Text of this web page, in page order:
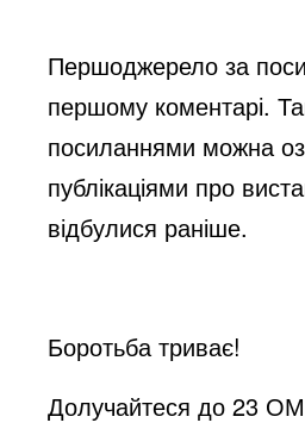
Першоджерело за
першому коментарі.
посиланнями можна
публікаціями про
відбулися раніше.
Боротьба триває!
Долучайтеся до 23